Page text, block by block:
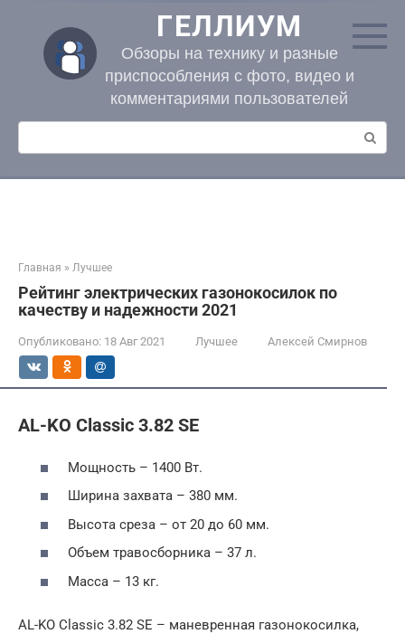
контенту
ГЕЛЛИУМ
Обзоры на технику и разные
приспособления с фото, видео и
комментариями пользователей
Поиск:
Главная » Лучшее
Рейтинг электрических газонокосилок по
качеству и надежности 2021
Опубликовано: 18 Авг 2021 Лучшее Алексей Смирнов
AL-KO Classic 3.82 SE
Мощность – 1400 Вт.
Ширина захвата – 380 мм.
Высота среза – от 20 до 60 мм.
Объем травосборника – 37 л.
Масса – 13 кг.
AL-KO Classic 3.82 SE – маневренная газонокосилка,